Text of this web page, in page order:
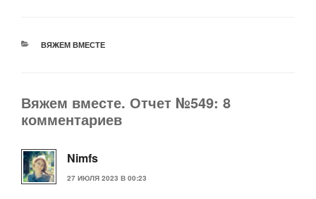
РУБРИКИ
ВЯЖЕМ ВМЕСТЕ
Вяжем вместе. Отчет №549: 8
комментариев
Nimfs
27 ИЮЛЯ 2023 В 00:23